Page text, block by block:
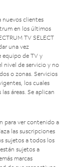
nuevos clientes
en los últimos
TV SELECT
una vez
equipo de TV y
nivel de servicio y no
o zonas. Servicios
los cuales
áreas. Se aplican
para ver contenido a
las suscripciones
sujetos a todos los
sujetos a
marcas